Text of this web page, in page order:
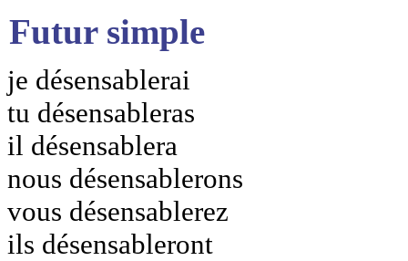
Futur simple
je désensablerai
tu désensableras
il désensablera
nous désensablerons
vous désensablerez
ils désensableront